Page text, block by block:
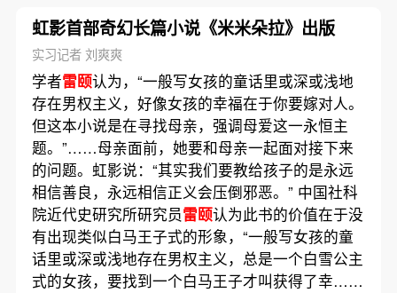
虹影首部奇幻长篇小说《米米朵拉》出版
实习记者 刘爽爽
学者雷颐认为，“一般写女孩的童话里或深或浅地
存在男权主义，好像女孩的幸福在于你要嫁对人。
但这本小说是在寻找母亲，强调母爱这一永恒主
题。”……母亲面前，她要和母亲一起面对接下来
的问题。虹影说：“其实我们要教给孩子的是永远
相信善良，永远相信正义会压倒邪恶。” 中国社科
院近代史研究所研究员雷颐认为此书的价值在于没
有出现类似白马王子式的形象，“一般写女孩的童
话里或深或浅地存在男权主义，总是一个白雪公主
式的女孩，要找到一个白马王子才叫获得了幸……